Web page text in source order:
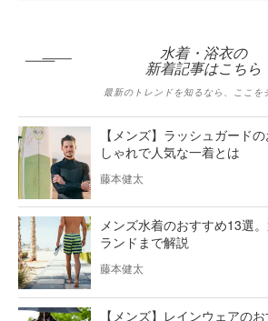
水着・浴衣の
新着記事はこちら
最新のトレンドを知るなら、ここを
【メンズ】ラッシュガード
しゃれで人気な一着とは
藤本健太
メンズ水着のおすすめ13選
ランドまで解説
藤本健太
【メンズ】レインウェアの